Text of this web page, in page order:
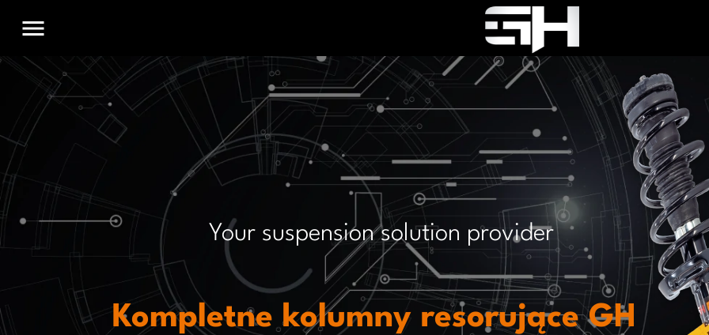
menu
Your suspension solution provider
Kompletne kolumny resorujące GH